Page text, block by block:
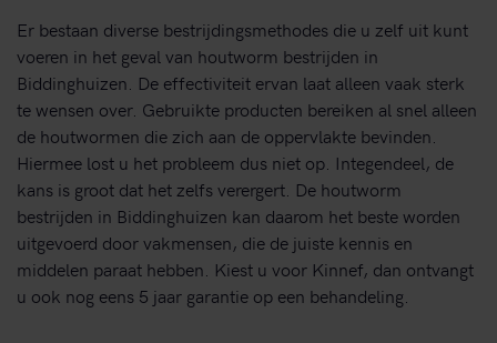
Er bestaan diverse bestrijdingsmethodes die u zelf uit kunt
voeren in het geval van houtworm bestrijden in
Biddinghuizen. De effectiviteit ervan laat alleen vaak sterk
te wensen over. Gebruikte producten bereiken al snel alleen
de houtwormen die zich aan de oppervlakte bevinden.
Hiermee lost u het probleem dus niet op. Integendeel, de
kans is groot dat het zelfs verergert. De houtworm
bestrijden in Biddinghuizen kan daarom het beste worden
uitgevoerd door vakmensen, die de juiste kennis en
middelen paraat hebben. Kiest u voor Kinnef, dan ontvangt
u ook nog eens 5 jaar garantie op een behandeling.